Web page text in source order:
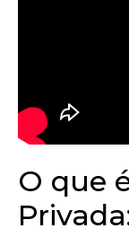
O que